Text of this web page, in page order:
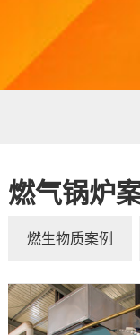
燃气锅炉
燃生物质案例